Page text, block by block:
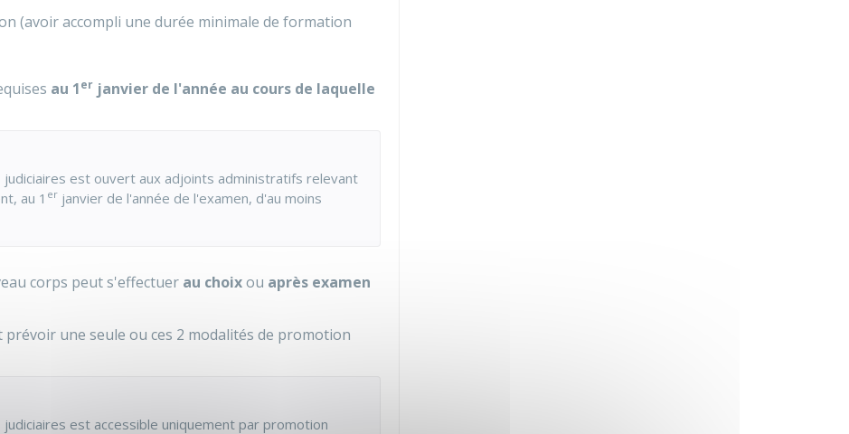
(avoir accompli une durée minimale de formation
au 1er janvier de l'année au cours de laquelle
est ouvert aux adjoints administratifs relevant
au 1 er janvier de l'année de l'examen, d'au moins
corps peut s'effectuer au choixou après examen
une seule ou ces 2 modalités de promotion
est accessible uniquement par promotion